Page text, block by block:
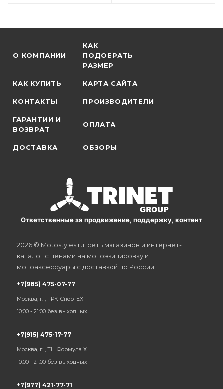
О КОМПАНИИ
КАК
ПОДОБРАТЬ
РАЗМЕР
КАК КУПИТЬ КАРТА САЙТА
КОНТАКТЫ ПРОИЗВОДИТЕЛИ
ГАРАНТИИ И
ВОЗВРАТ
ОПЛАТА
ДОСТАВКА ОБЗОРЫ
Ответственные за продвижение, поддержку, контент
2026 © Motostyles.ru: сеть магазинов и интернет-
каталог с ценами на мотоэкипировку и
мотоаксессуары с доставкой по России.
+7(985) 475-07-77
Москва, г. , ТРК СпортЕХ
10:00 - 21:00 без выходных
+7(915) 475-17-77
Москва, г. , ТЦ Формула Х
10:00 - 21:00 без выходных
+7(977) 421-77-71